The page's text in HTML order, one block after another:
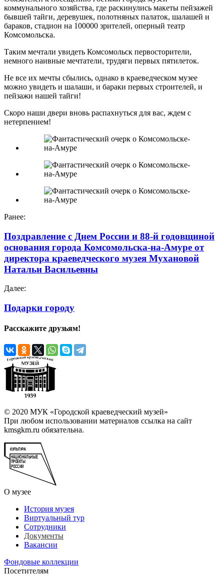
коммунального хозяйства, где раскинулись макеты пейзажей
бывшей тайги, деревушек, полотняных палаток, шалашей и
бараков, стадион на 100000 зрителей, оперный театр
Комсомольска.
Таким мечтали увидеть Комсомольск первосторители,
немного наивные мечтатели, трудяги первых пятилеток.
Не все их мечты сбылись, однако в краеведческом музее
можно увидеть и шалаши, и бараки первых строителей, и
пейзажи нашей тайги!
Скоро наши двери вновь распахнуться для вас, ждем с
нетерпением!
Ранее:
Поздравление с Днем России и 88-й годовщиной
основания города Комсомольска-на-Амуре от
директора краеведческого музея Мухановой
Натальи Васильевны
Далее:
Подарки городу
Расскажите друзьям!
© 2020 МУК «Городской краеведческий музей»
При любом использовании материалов ссылка на сайт
kmsgkm.ru обязательна.
О музее
История музея
Виртуальный тур
Сотрудники
Документы
Вакансии
Фондовые коллекции
Посетителям